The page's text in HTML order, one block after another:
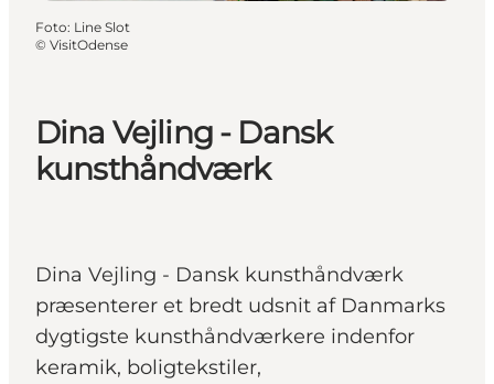
Dina Vejling - Dansk
kunsthåndværk
Dina Vejling - Dansk kunsthåndværk
præsenterer et bredt udsnit af Danmarks
dygtigste kunsthåndværkere indenfor
keramik, boligtekstiler,
Foto: Line Slot
© VisitOdense